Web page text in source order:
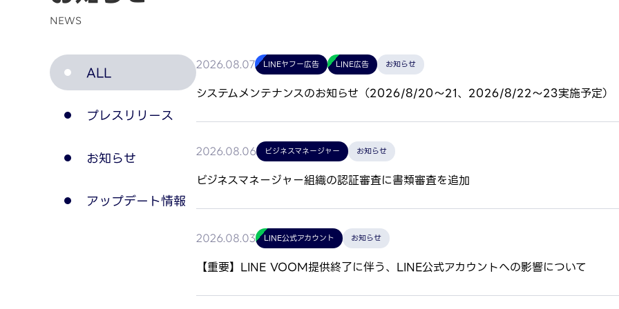
NEWS
ALL
プレスリリース
お知らせ
アップデート情報
2026.08.07 LINEヤフー広告 LINE広告 お知らせ
システムメンテナンスのお知らせ（2026/8/20～21、2026/8/22～23実施予定）
2026.08.06 ビジネスマネージャー お知らせ
ビジネスマネージャー組織の認証審査に書類審査を追加
2026.08.03 LINE公式アカウント お知らせ
【重要】LINE VOOM提供終了に伴う、LINE公式アカウントへの影響について